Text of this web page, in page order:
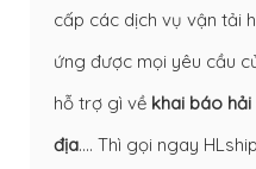
cấp các dịch vụ vận tải
ứng được mọi yêu cầu
hỗ trợ gì về khai báo hải
địa…. Thì gọi ngay